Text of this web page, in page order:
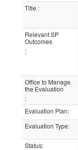
Title :
Relevant SP
Outcomes
:
Office to Manage
the Evaluation
:
Evaluation Plan:
Evaluation Type:
Status: